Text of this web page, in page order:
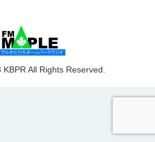
All Rights Reserved.